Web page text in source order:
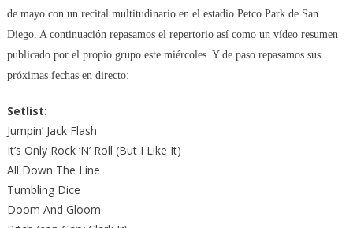
de mayo con un recital multitudinario en el estadio Petco Park de San
Diego. A continuación repasamos el repertorio así como un vídeo resumen
publicado por el propio grupo este miércoles. Y de paso repasamos sus
próximas fechas en directo:
Setlist:
Jumpin’ Jack Flash
It’s Only Rock ‘N’ Roll (But I Like It)
All Down The Line
Tumbling Dice
Doom And Gloom